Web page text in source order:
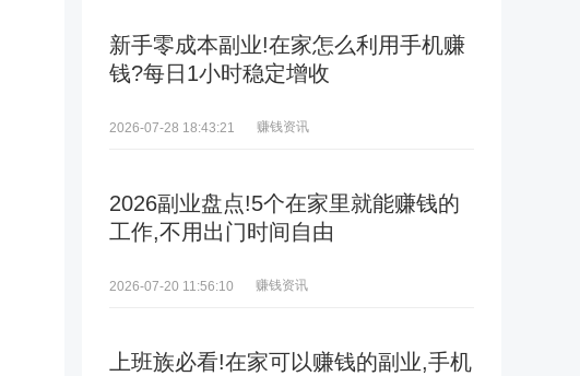
新手零成本副业!在家怎么利用手机赚
钱?每日1小时稳定增收
2026-07-28 18:43:21 赚钱资讯
2026副业盘点!5个在家里就能赚钱的
工作,不用出门时间自由
2026-07-20 11:56:10 赚钱资讯
上班族必看!在家可以赚钱的副业,手机